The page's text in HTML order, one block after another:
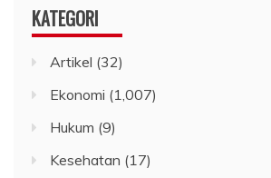
KATEGORI
Artikel (32)
Ekonomi (1,007)
Hukum (9)
Kesehatan (17)